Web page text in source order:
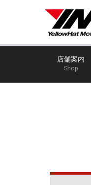
店舗案内
Shop